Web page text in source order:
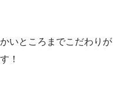
いところまでこだわりが
！